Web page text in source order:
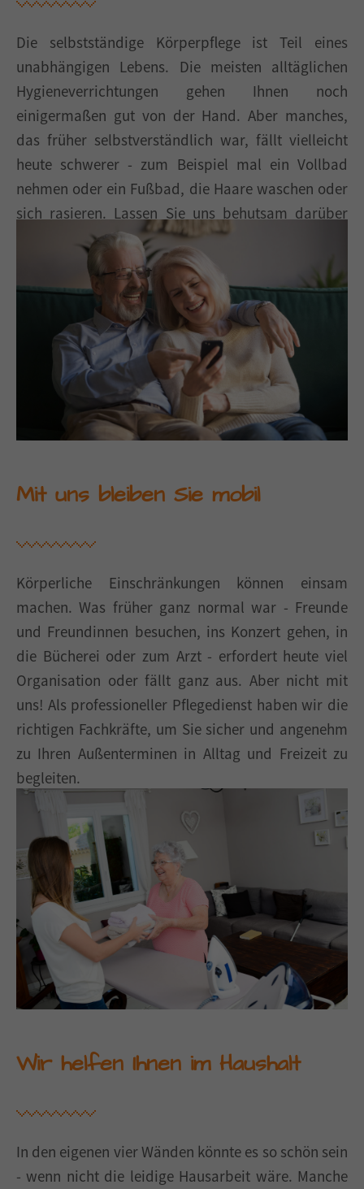
Die selbstständige Körperpflege ist Teil eines
unabhängigen Lebens. Die meisten alltäglichen
Hygieneverrichtungen gehen Ihnen noch
einigermaßen gut von der Hand. Aber manches,
das früher selbstverständlich war, fällt vielleicht
heute schwerer - zum Beispiel mal ein Vollbad
nehmen oder ein Fußbad, die Haare waschen oder
sich rasieren. Lassen Sie uns behutsam darüber
reden, wo Ihr Hilfebedarf liegt. Wir unterstützen Sie
Mit uns bleiben Sie mobil
Körperliche Einschränkungen können einsam
machen. Was früher ganz normal war - Freunde
und Freundinnen besuchen, ins Konzert gehen, in
die Bücherei oder zum Arzt - erfordert heute viel
Organisation oder fällt ganz aus. Aber nicht mit
uns! Als professioneller Pflegedienst haben wir die
richtigen Fachkräfte, um Sie sicher und angenehm
zu Ihren Außenterminen in Alltag und Freizeit zu
begleiten.
Wir helfen Ihnen im Haushalt
In den eigenen vier Wänden könnte es so schön sein
- wenn nicht die leidige Hausarbeit wäre. Manche